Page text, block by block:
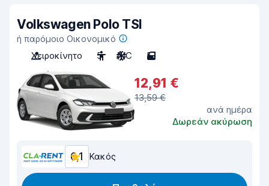
Volkswagen Polo TSI
ή παρόμοιο Οικονομικό
Χειροκίνητο
5 A/C 5
12,91 €
13,59 €
ανά ημέρα
Δωρεάν ακύρωση
6,1 Κακός